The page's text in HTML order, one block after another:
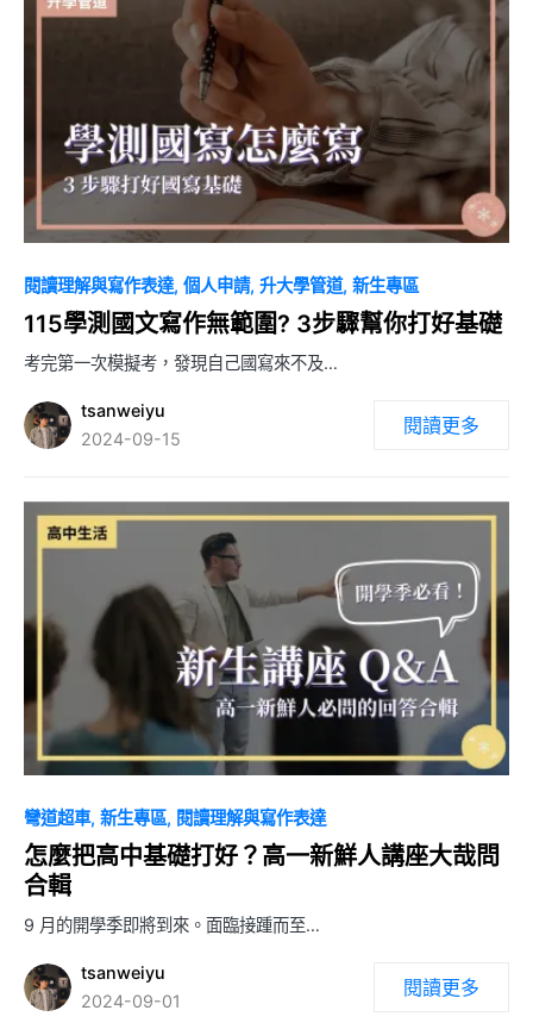
0
閱讀理解與寫作表達 個人申請 升大學管道 新生專區
115學測國文寫作無範圍? 3步驟幫你打好基礎
考完第一次模擬考，發現自己國寫來不及…
tsanweiyu
2024-09-15
閱讀更多
0
彎道超車 新生專區 閱讀理解與寫作表達
怎麼把高中基礎打好？高一新鮮人講座大哉問
合輯
9 月的開學季即將到來。面臨接踵而至…
tsanweiyu
2024-09-01
閱讀更多